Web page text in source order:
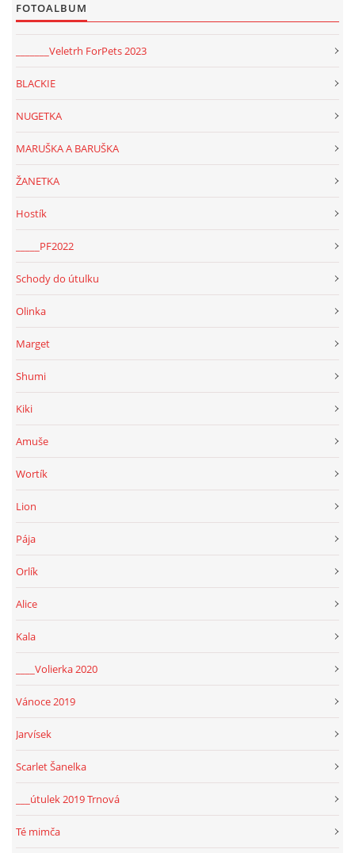
FOTOALBUM
_______Veletrh ForPets 2023
BLACKIE
NUGETKA
MARUŠKA A BARUŠKA
ŽANETKA
Hostík
_____PF2022
Schody do útulku
Olinka
Marget
Shumi
Kiki
Amuše
Wortík
Lion
Pája
Orlík
Alice
Kala
____Volierka 2020
Vánoce 2019
Jarvísek
Scarlet Šanelka
___útulek 2019 Trnová
Té mimča